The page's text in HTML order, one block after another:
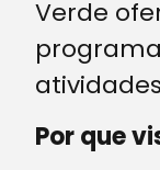
Verde
Por que